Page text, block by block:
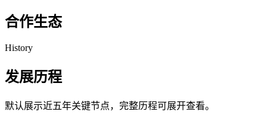
合作生态
History
发展历程
默认展示近五年关键节点，完整历程可展开查看。